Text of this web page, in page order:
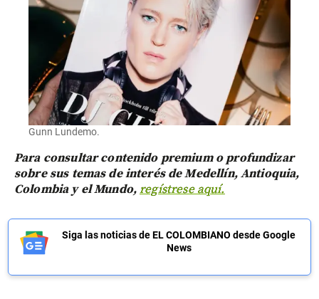
Gunn Lundemo.
Para consultar contenido premium o profundizar
sobre sus temas de interés de Medellín, Antioquia,
Colombia y el Mundo,regístrese aquí.
Siga las noticias de EL COLOMBIANO desde Google
News